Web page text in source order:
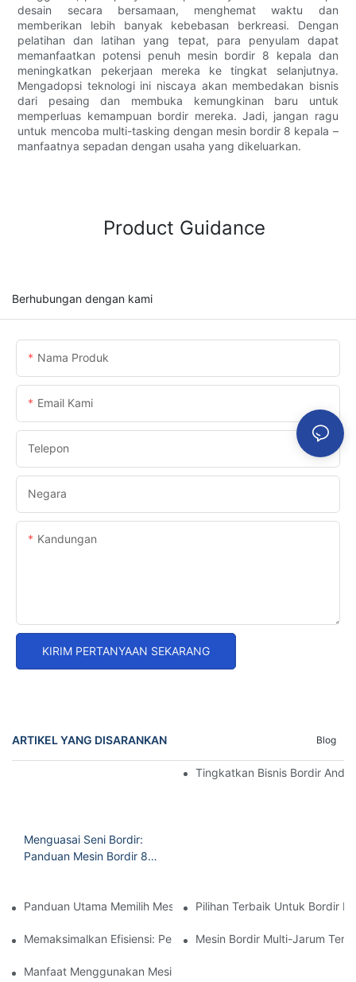
desain secara bersamaan, menghemat waktu dan
memberikan lebih banyak kebebasan berkreasi. Dengan
pelatihan dan latihan yang tepat, para penyulam dapat
memanfaatkan potensi penuh mesin bordir 8 kepala dan
meningkatkan pekerjaan mereka ke tingkat selanjutnya.
Mengadopsi teknologi ini niscaya akan membedakan bisnis
dari pesaing dan membuka kemungkinan baru untuk
memperluas kemampuan bordir mereka. Jadi, jangan ragu
untuk mencoba multi-tasking dengan mesin bordir 8 kepala –
manfaatnya sepadan dengan usaha yang dikeluarkan.
Product Guidance
Berhubungan dengan kami
Nama Produk
Email Kami
Telepon
Negara
Kandungan
KIRIM PERTANYAAN SEKARANG
ARTIKEL YANG DISARANKAN Blog
Menguasai Seni Bordir:
Panduan Mesin Bordir 8
Tingkatkan Bisnis Bordir Anda
Panduan Utama Memilih Mesin Bordir Rumah Tangga Terbaik
Pilihan Terbaik Untuk Bordir
Memaksimalkan Efisiensi: Penjelasan Mesin Bordir 15 Jarum
Mesin Bordir Multi-Jarum
Manfaat Menggunakan Mesin Bordir Jarum Tunggal Untuk